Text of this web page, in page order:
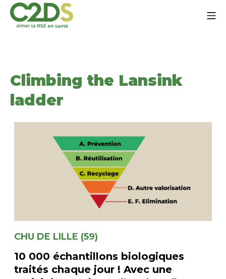
content
Climbing the Lansink
ladder
CHU DE LILLE (59)
10 000 échantillons biologiques
traités chaque jour ! Avec une